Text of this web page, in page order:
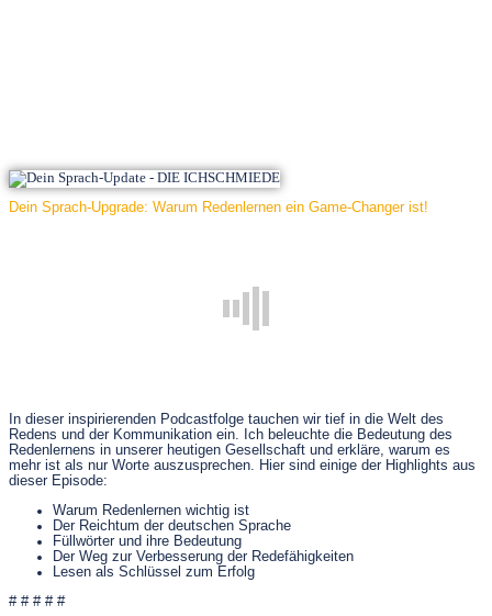
Dein Sprach-Upgrade: Warum Redenlernen ein Game-Changer ist!
In dieser inspirierenden Podcastfolge tauchen wir tief in die Welt des
Redens und der Kommunikation ein. Ich beleuchte die Bedeutung des
Redenlernens in unserer heutigen Gesellschaft und erkläre, warum es
mehr ist als nur Worte auszusprechen. Hier sind einige der Highlights aus
dieser Episode:
Warum Redenlernen wichtig ist
Der Reichtum der deutschen Sprache
Füllwörter und ihre Bedeutung
Der Weg zur Verbesserung der Redefähigkeiten
Lesen als Schlüssel zum Erfolg
# # # # #